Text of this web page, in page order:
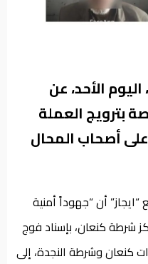
الأحد، عن
بترويج العملة
على أصحاب المحال
أن “جهوداً أمنية
شرطة كنعان، بإسناد فوج
كنعان وشرطة النجدة، إلى